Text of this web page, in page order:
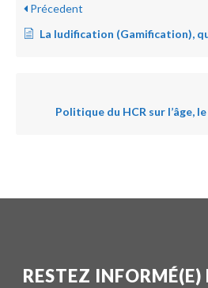
Précedent
La ludification (Gamification),
Politique du HCR sur l’âge,
RESTEZ INFORMÉ(E)